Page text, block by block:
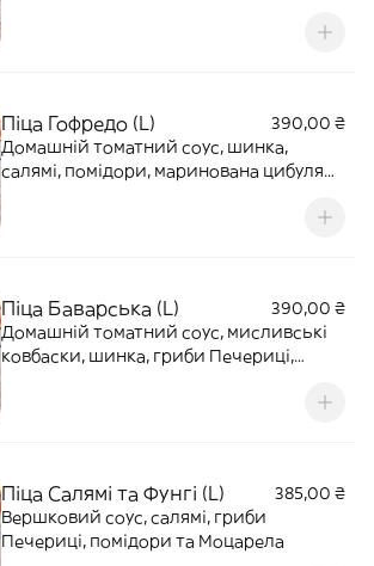
Піца Гофредо (L)
390,00 ₴
Домашній томатний соус, шинка,
салямі, помідори, маринована цибуля
Піца Баварська (L)
390,00 ₴
Домашній томатний соус, мисливські
ковбаски, шинка, гриби Печериці,
Піца Салямі та Фунгі (L)
385,00 ₴
Вершковий соус, салямі, гриби
Печериці, помідори та Моцарела